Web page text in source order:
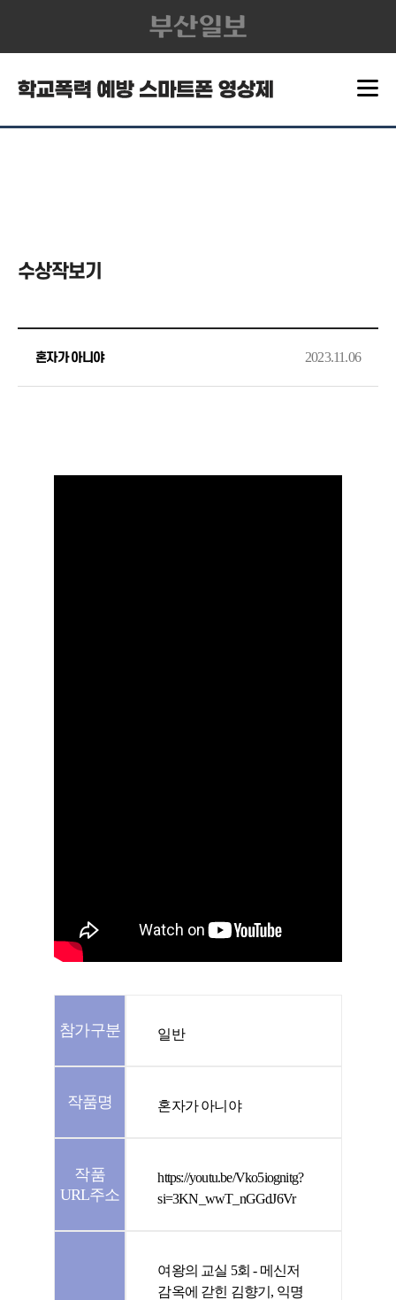
수상작보기
혼자가 아니야 2023.11.06
참가구분 일반
작품명 혼자가 아니야
작품
URL주소
https://youtu.be/Vko5iognitg?
si=3KN_wwT_nGGdJ6Vr
여왕의 교실 5회 - 메신저
감옥에 갇힌 김향기, 익명